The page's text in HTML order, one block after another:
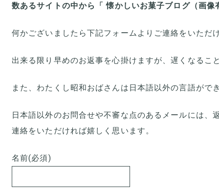
数あるサイトの中から「 懐かしいお菓子ブログ（画
何かございましたら下記フォームよりご連絡をいただ
出来る限り早めのお返事を心掛けますが、遅くなる
また、わたくし昭和おばさんは日本語以外の言語がで
日本語以外のお問合せや不審な点のあるメールには
連絡をいただければ嬉しく思います。
名前(必須)